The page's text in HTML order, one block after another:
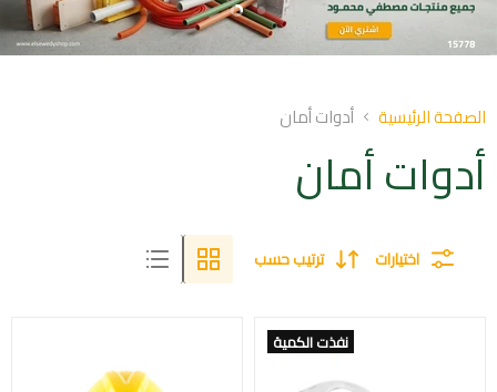
Slide
1
Slide
Slide
الصفحة الرئيسية أدوات أمان
أدوات أمان
اختيارات ترتيب حسب
نفذت الكمية